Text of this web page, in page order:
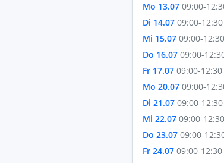
Mo 13.07 09:00-
Di 14.07 09:00-
Mi 15.07 09:00-
Do 16.07 09:00-
Fr 17.07 09:00-
Mo 20.07 09:00-
Di 21.07 09:00-
Mi 22.07 09:00-
Do 23.07 09:00-
Fr 24.07 09:00-